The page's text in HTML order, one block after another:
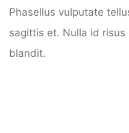
Phasellus vulputate
sagittis et. Nulla id
blandit.